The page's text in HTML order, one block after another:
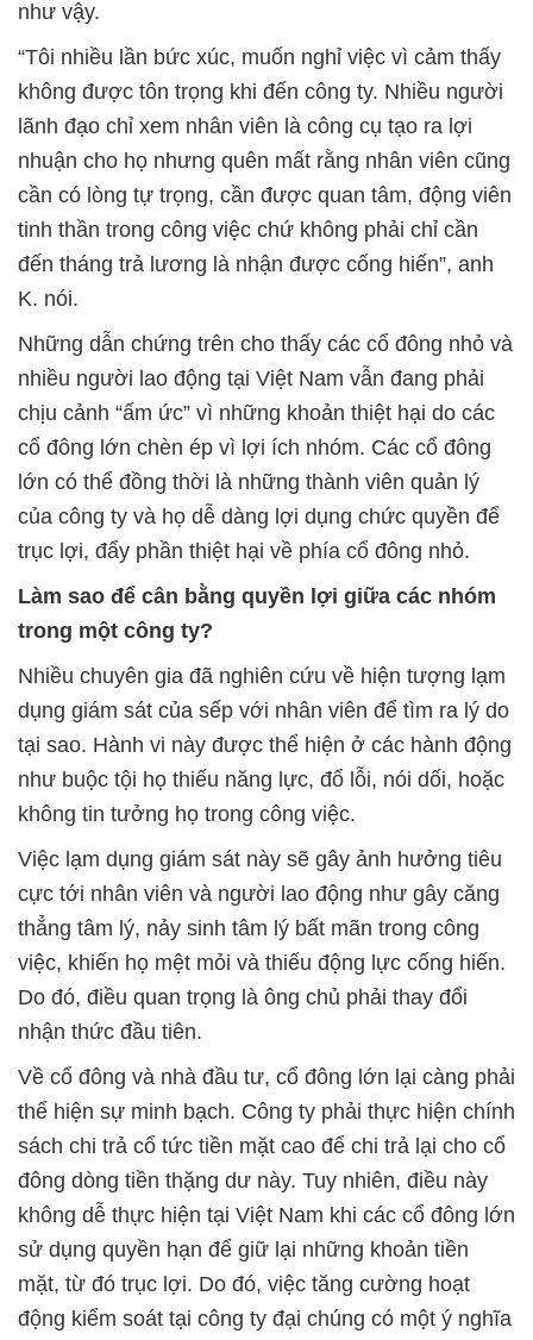
như vậy.
“Tôi nhiều lần bức xúc, muốn nghỉ việc vì cảm thấy
không được tôn trọng khi đến công ty. Nhiều người
lãnh đạo chỉ xem nhân viên là công cụ tạo ra lợi
nhuận cho họ nhưng quên mất rằng nhân viên cũng
cần có lòng tự trọng, cần được quan tâm, động viên
tinh thần trong công việc chứ không phải chỉ cần
đến tháng trả lương là nhận được cống hiến”, anh
K. nói.
Những dẫn chứng trên cho thấy các cổ đông nhỏ và
nhiều người lao động tại Việt Nam vẫn đang phải
chịu cảnh “ấm ức” vì những khoản thiệt hại do các
cổ đông lớn chèn ép vì lợi ích nhóm. Các cổ đông
lớn có thể đồng thời là những thành viên quản lý
của công ty và họ dễ dàng lợi dụng chức quyền để
trục lợi, đẩy phần thiệt hại về phía cổ đông nhỏ.
Làm sao để cân bằng quyền lợi giữa các nhóm
trong một công ty?
Nhiều chuyên gia đã nghiên cứu về hiện tượng lạm
dụng giám sát của sếp với nhân viên để tìm ra lý do
tại sao. Hành vi này được thể hiện ở các hành động
như buộc tội họ thiếu năng lực, đổ lỗi, nói dối, hoặc
không tin tưởng họ trong công việc.
Việc lạm dụng giám sát này sẽ gây ảnh hưởng tiêu
cực tới nhân viên và người lao động như gây căng
thẳng tâm lý, nảy sinh tâm lý bất mãn trong công
việc, khiến họ mệt mỏi và thiếu động lực cống hiến.
Do đó, điều quan trọng là ông chủ phải thay đổi
nhận thức đầu tiên.
Về cổ đông và nhà đầu tư, cổ đông lớn lại càng phải
thể hiện sự minh bạch. Công ty phải thực hiện chính
sách chi trả cổ tức tiền mặt cao để chi trả lại cho cổ
đông dòng tiền thặng dư này. Tuy nhiên, điều này
không dễ thực hiện tại Việt Nam khi các cổ đông lớn
sử dụng quyền hạn để giữ lại những khoản tiền
mặt, từ đó trục lợi. Do đó, việc tăng cường hoạt
động kiểm soát tại công ty đại chúng có một ý nghĩa